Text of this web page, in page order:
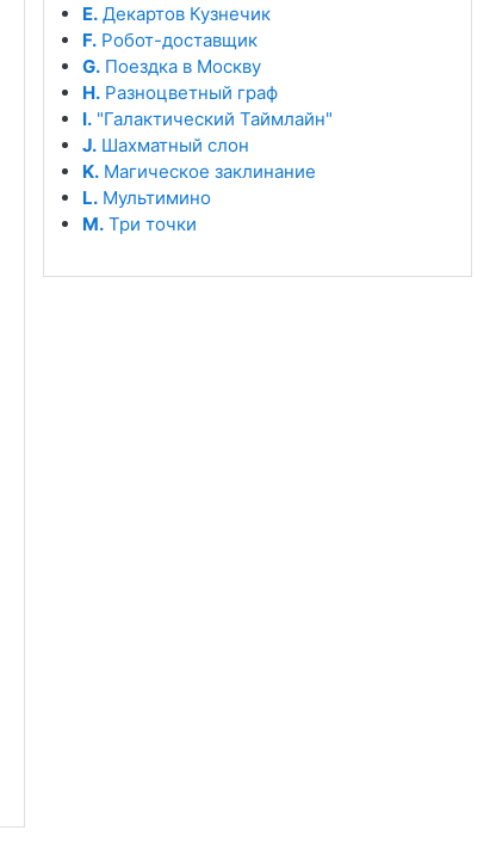
E. Декартов Кузнечик
F. Робот-доставщик
G. Поездка в Москву
H. Разноцветный граф
I. "Галактический Таймлайн"
J. Шахматный слон
K. Магическое заклинание
L. Мультимино
M. Три точки